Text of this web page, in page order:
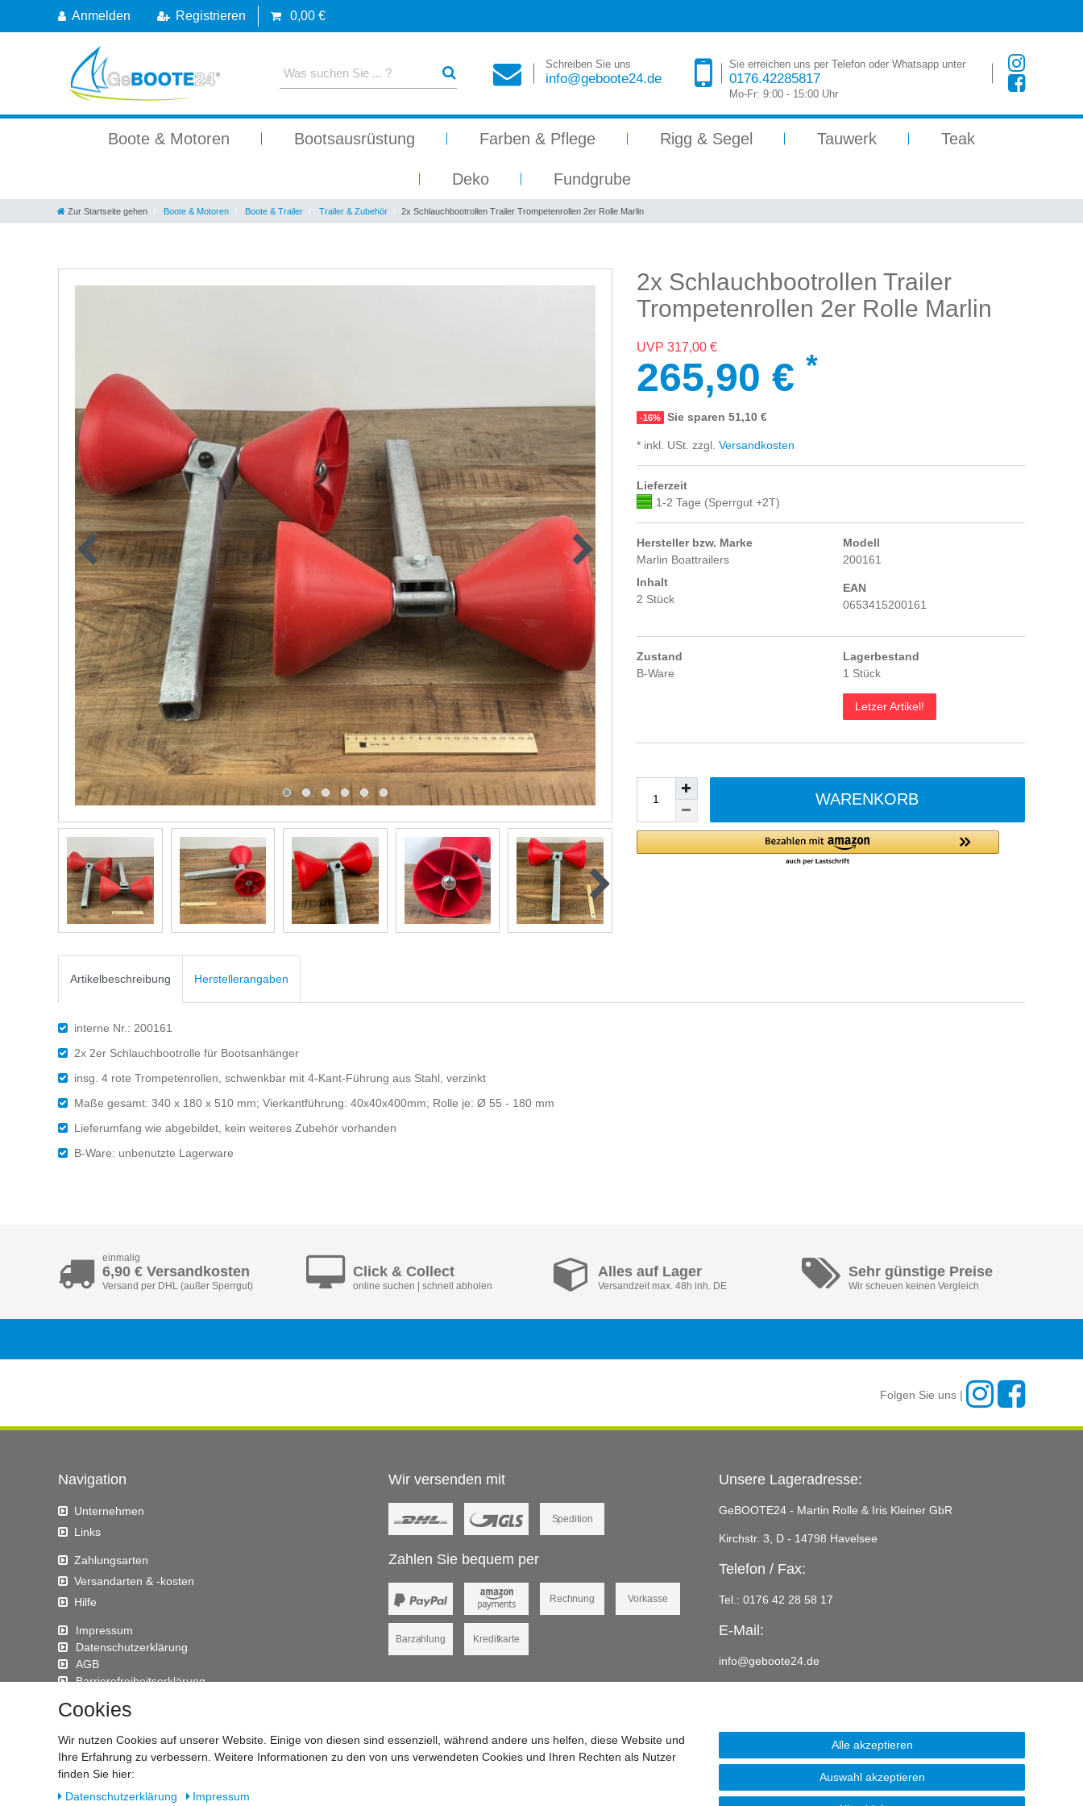
Anmelden Registrieren 0,00 €
Schreiben Sie uns
info@geboote24.de
Sie erreichen uns per Telefon oder Whatsapp unter
0176.42285817
Mo-Fr: 9:00 - 15:00 Uhr
Boote & Motoren Bootsausrüstung Farben & Pflege Rigg & Segel Tauwerk Teak
Deko Fundgrube
Zur Startseite gehen Boote & Motoren Boote & Trailer Trailer & Zubehör 2x Schlauchbootrollen Trailer Trompetenrollen 2er Rolle Marlin
2x Schlauchbootrollen Trailer
Trompetenrollen 2er Rolle Marlin
UVP 317,00 €
265,90 € *
-16% Sie sparen 51,10 €
* inkl. USt. zzgl. Versandkosten
Lieferzeit
1-2 Tage (Sperrgut +2T)
Hersteller bzw. Marke
Marlin Boattrailers
Inhalt
2 Stück
Modell
200161
EAN
0653415200161
Zustand
B-Ware
Lagerbestand
1 Stück
Letzer Artikel!
WARENKORB
Artikelbeschreibung Herstellerangaben
interne Nr.: 200161
2x 2er Schlauchbootrolle für Bootsanhänger
insg. 4 rote Trompetenrollen, schwenkbar mit 4-Kant-Führung aus Stahl, verzinkt
Maße gesamt: 340 x 180 x 510 mm; Vierkantführung: 40x40x400mm; Rolle je: Ø 55 - 180 mm
Lieferumfang wie abgebildet, kein weiteres Zubehör vorhanden
B-Ware: unbenutzte Lagerware
einmalig
6,90 € Versandkosten
Versand per DHL (außer Sperrgut)
Click & Collect
online suchen | schnell abholen
Alles auf Lager
Versandzeit max. 48h inh. DE
Sehr günstige Preise
Wir scheuen keinen Vergleich
Folgen Sie uns |
Navigation
Unternehmen
Links
Zahlungsarten
Versandarten & -kosten
Hilfe
Impressum
Daten­schutz­erklärung
AGB
Barrierefreiheitserklärung
Kontakt
Vertrag widerrufen
Wir versenden mit
Spedition
Zahlen Sie bequem per
Rechnung Vorkasse
Barzahlung Kreditkarte
Unsere Lageradresse:
GeBOOTE24 - Martin Rolle & Iris Kleiner GbR
Kirchstr. 3, D - 14798 Havelsee
Telefon / Fax:
Tel.: 0176 42 28 58 17
E-Mail:
info@geboote24.de
Cookies
Wir nutzen Cookies auf unserer Website. Einige von diesen sind essenziell, während andere uns helfen, diese Website und
Ihre Erfahrung zu verbessern. Weitere Informationen zu den von uns verwendeten Cookies und Ihren Rechten als Nutzer
finden Sie hier:
Daten­schutz­erklärung
Impressum
Alle akzeptieren
Auswahl akzeptieren